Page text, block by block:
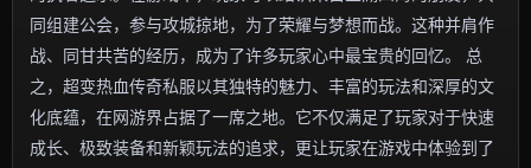
同组建公会，参与攻城掠地，为了荣耀与梦想而战。这种并肩作
战、同甘共苦的经历，成为了许多玩家心中最宝贵的回忆。 总
之，超变热血传奇私服以其独特的魅力、丰富的玩法和深厚的文
化底蕴，在网游界占据了一席之地。它不仅满足了玩家对于快速
成长、极致装备和新颖玩法的追求，更让玩家在游戏中体验到了